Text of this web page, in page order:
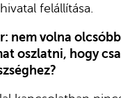
felállítása.
nem volna
oszlatni, hogy